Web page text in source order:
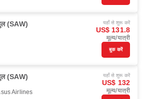
(SAW) यहाँ से शुरू करें
US$ 131.8
मूल्य/यात्री
बुक करें
(SAW)
Airlines
यहाँ से शुरू करें
US$ 132
मूल्य/यात्री